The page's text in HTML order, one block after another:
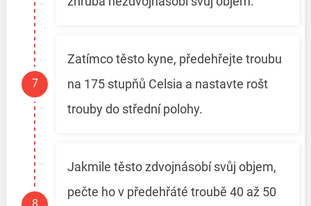
Zatímco těsto kyne, předehřejte troubu
na 175 stupňů Celsia a nastavte rošt
trouby do střední polohy.
Jakmile těsto zdvojnásobí svůj objem,
pečte ho v předehřáté troubě 40 až 50